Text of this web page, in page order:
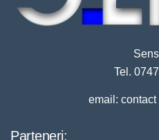
Tel.
email: contact
Parteneri: